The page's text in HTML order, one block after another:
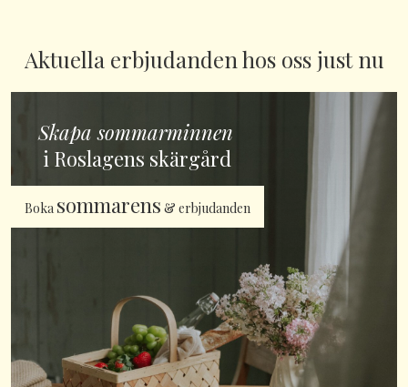
Aktuella erbjudanden hos oss just nu
Skapa sommarminnen
i Roslagens skärgård
Boka sommarens & erbjudanden